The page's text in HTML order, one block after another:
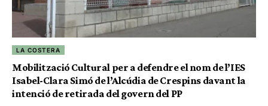
LA COSTERA
Mobilització Cultural per a defendre el nom de l’IES
Isabel-Clara Simó de l’Alcúdia de Crespins davant la
intenció de retirada del govern del PP